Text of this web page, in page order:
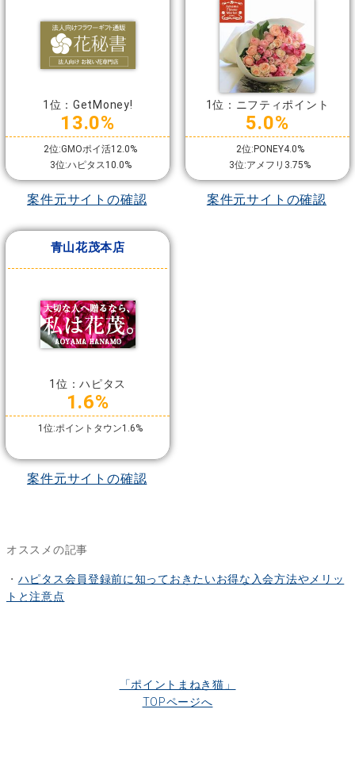
1位：GetMoney!
13.0%
2位:GMOポイ活12.0%
3位:ハピタス10.0%
案件元サイトの確認
1位：ニフティポイント
5.0%
2位:PONEY4.0%
3位:アメフリ3.75%
案件元サイトの確認
青山花茂本店
1位：ハピタス
1.6%
1位:ポイントタウン1.6%
案件元サイトの確認
オススメの記事
・ ハピタス会員登録前に知っておきたいお得な入会方法やメリッ
トと注意点
「ポイントまねき猫」
TOPページへ